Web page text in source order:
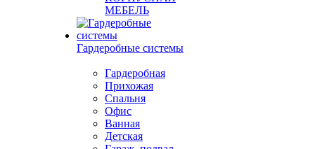
МЕБЕЛЬ
Гардеробные системы
Гардеробная
Прихожая
Спальня
Офис
Ванная
Детская